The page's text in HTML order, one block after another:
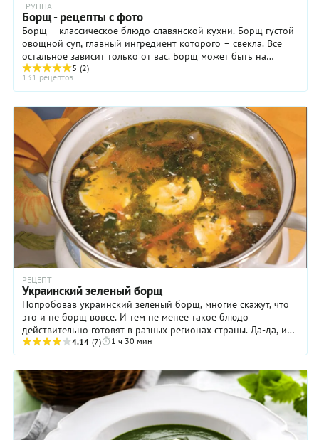
ГРУППА
Борщ - рецепты с фото
Борщ – классическое блюдо славянской кухни. Борщ густой
овощной суп, главный ингредиент которого – свекла. Все
остальное зависит только от вас. Борщ может быть на
мясном бульоне, а может быть и ...
5 (2)
131 рецептов
РЕЦЕПТ
Украинский зеленый борщ
Попробовав украинский зеленый борщ, многие скажут, что
это и не борщ вовсе. И тем не менее такое блюдо
действительно готовят в разных регионах страны. Да-да, и
свеклу не добавляют! Чаще всего, ...
4.14 (7) 1 ч 30 мин